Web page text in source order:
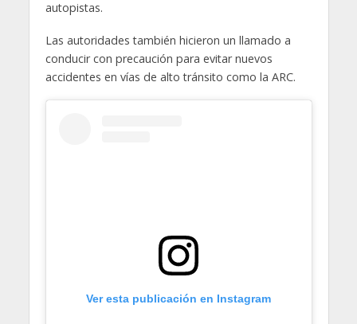
autopistas.
Las autoridades también hicieron un llamado a
conducir con precaución para evitar nuevos
accidentes en vías de alto tránsito como la ARC.
Ver esta publicación en Instagram